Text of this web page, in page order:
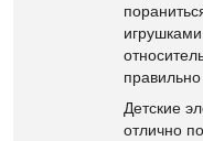
Детские
отлично